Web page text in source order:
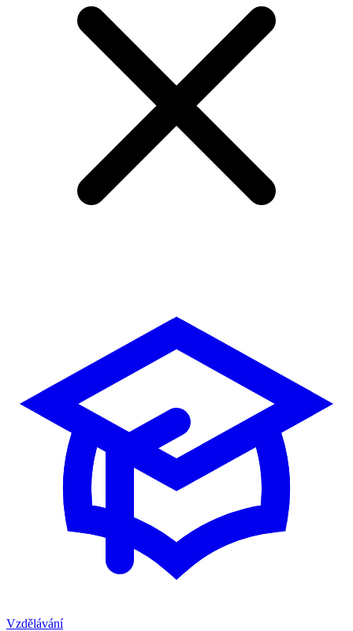
Vzdělávání